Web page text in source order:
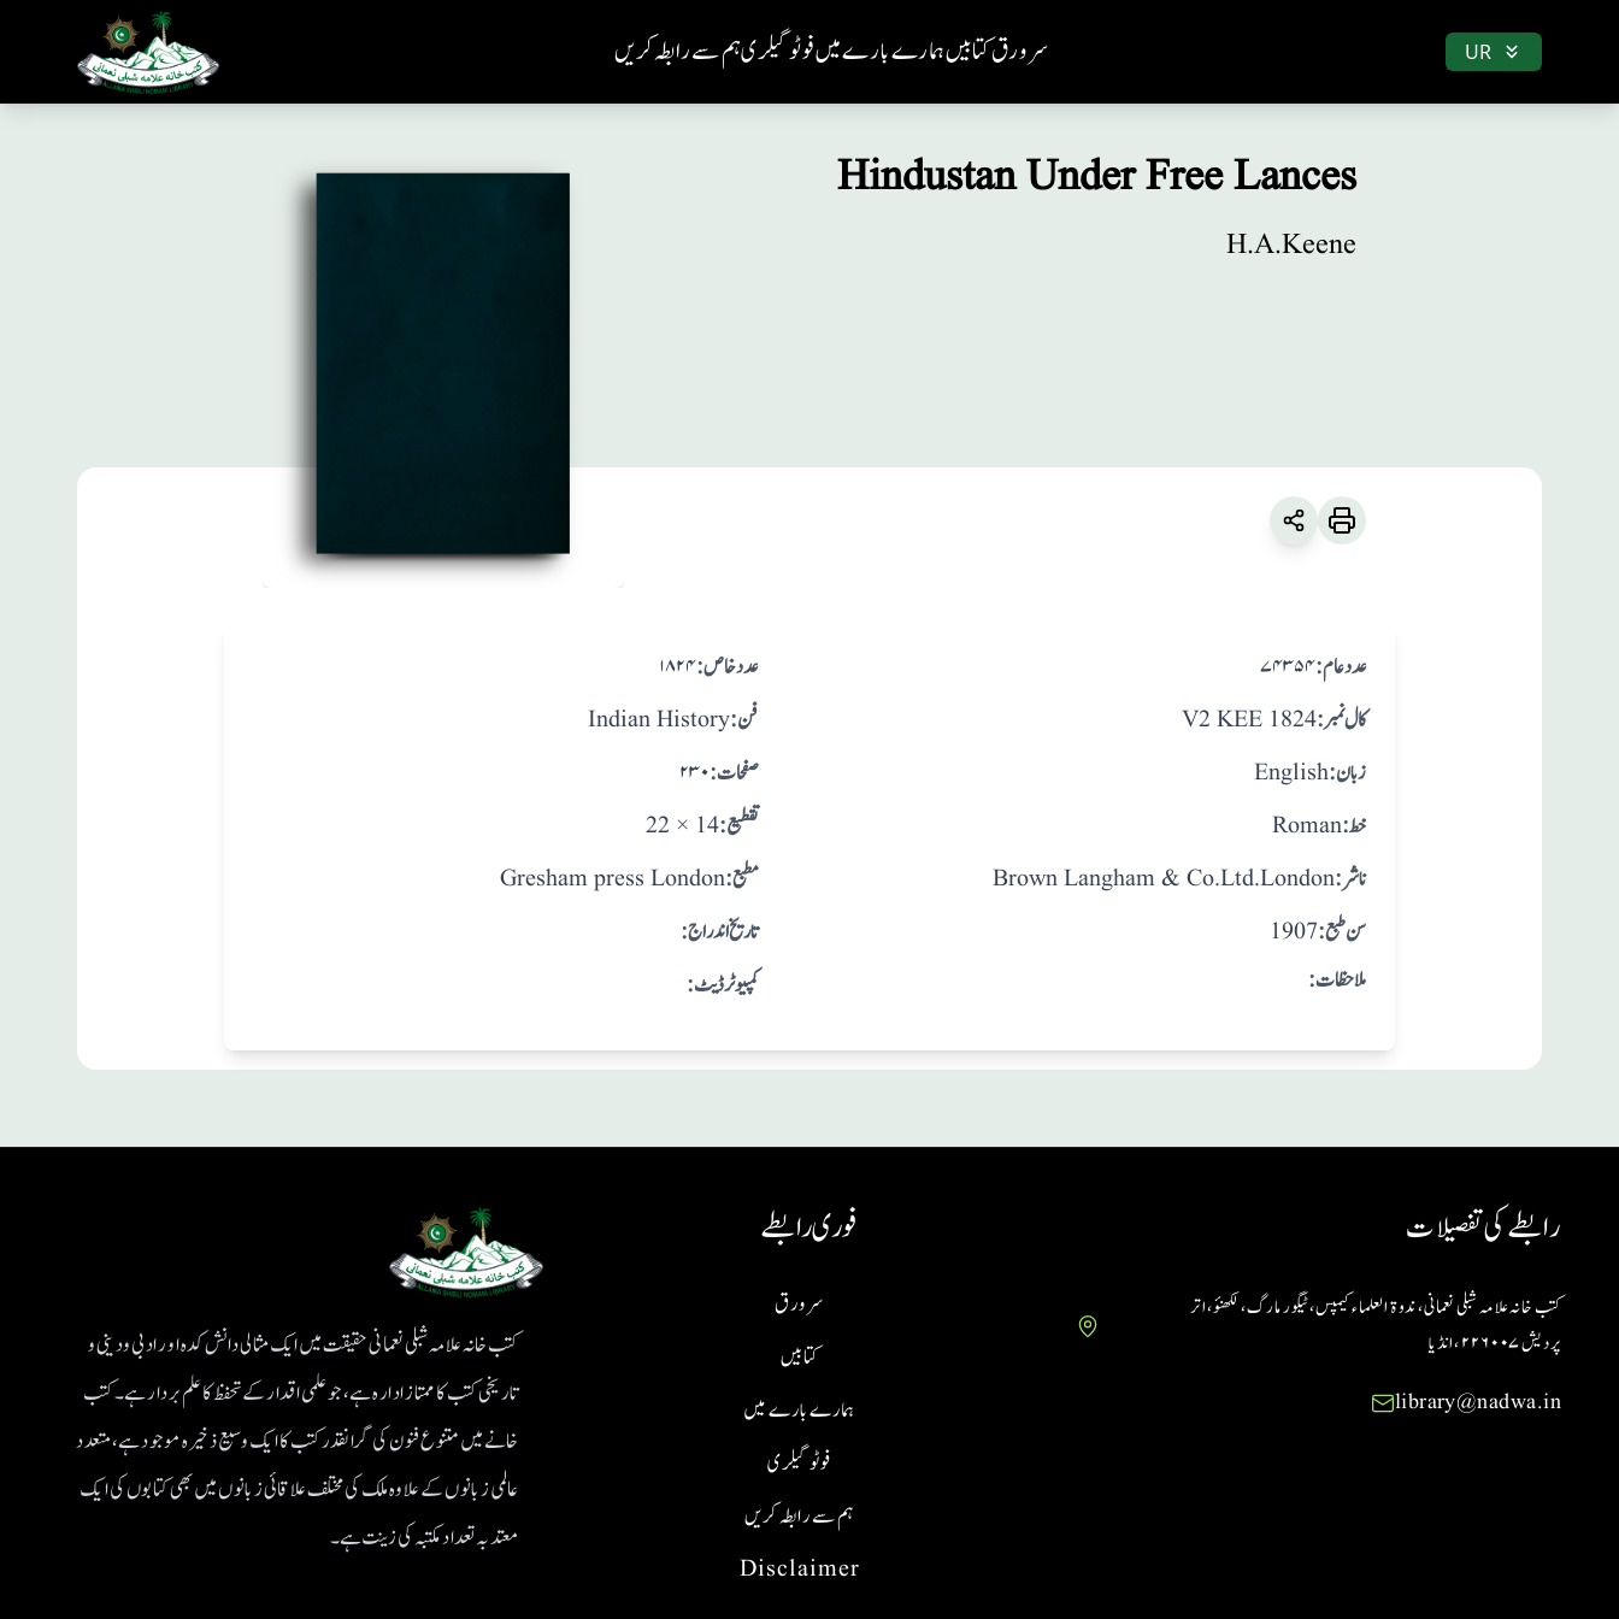
ہم سے رابطہ کریںفوٹو گیلریہمارے بارے میںکتابیںسر ورق UR
Hindustan Under Free Lances
H.A.Keene
۱۸۲۴ :عدد خاص
Indian History :فن
۲۳۰ :صفحات
22 × 14 :تقطيع
Gresham press London :مطبع
: تاريخ اندراج
:کمپیوٹر ڈیٹ
۷۴۳۵۴ :عدد عام
V2 KEE 1824 :کال نمبر
English :زبان
Roman :خط
Brown Langham & Co.Ltd.London :ناشر
1907 : سن طبع
:ملاحظات
کتب خانہ علامہ شبلی نعمانی حقیقت میں ایک مثالی دانش کدہ اور ادبی ودینی و
تاریخی کتب کا ممتاز ادارہ ہے، جو علمی اقدار کے تحفظ کا علم بردار ہے۔کتب
خانے میں متنوع فنون کی گرانقدر کتب کا ایک وسیع ذخیرہ موجود ہے، متعدد
عالمی زبانوں کے علاوہ ملک کی مختلف علاقائی زبانوں میں بھی کتابوں کی ایک
معتد بہ تعداد مکتبہ کی زینت ہے۔
فوری رابطے
Disclaimer
ہم سے رابطہ کریں
فوٹو گیلری
ہمارے بارے میں
کتابیں
سر ورق
رابطے کی تفصیلات
کتب خانہ علامہ شبلی نعمانی، ندوۃ العلماء کیمپس، ٹیگور مارگ، لکھنؤ، اتر
پردیش ۲۲۶۰۰۷ ،انڈیا
library@nadwa.in